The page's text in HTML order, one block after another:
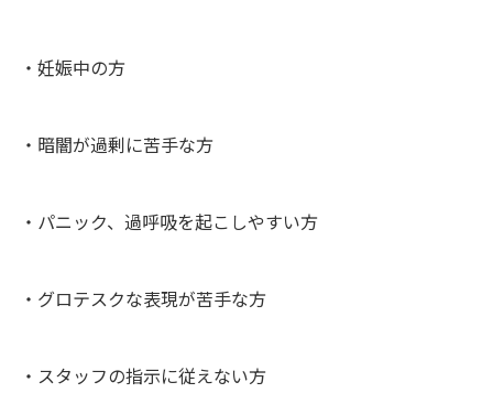
・妊娠中の方
・暗闇が過剰に苦手な方
・パニック、過呼吸を起こしやすい方
・グロテスクな表現が苦手な方
・スタッフの指示に従えない方